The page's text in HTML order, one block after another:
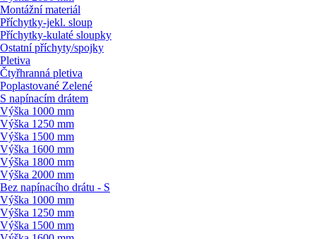
Montážní materiál
Příchytky-jekl. sloup
Příchytky-kulaté sloupky
Ostatní příchyty/spojky
Pletiva
Čtyřhranná pletiva
Poplastované Zelené
S napínacím drátem
Výška 1000 mm
Výška 1250 mm
Výška 1500 mm
Výška 1600 mm
Výška 1800 mm
Výška 2000 mm
Bez napínacího drátu - S
Výška 1000 mm
Výška 1250 mm
Výška 1500 mm